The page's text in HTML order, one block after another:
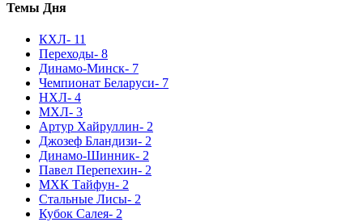
Темы Дня
КХЛ- 11
Переходы- 8
Динамо-Минск- 7
Чемпионат Беларуси- 7
НХЛ- 4
МХЛ- 3
Артур Хайруллин- 2
Джозеф Бландизи- 2
Динамо-Шинник- 2
Павел Перепехин- 2
МХК Тайфун- 2
Стальные Лисы- 2
Кубок Салея- 2